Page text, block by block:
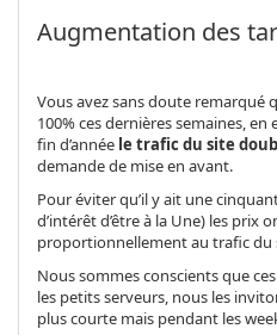
Augmentation des
Vous avez sans doute remarqué
100% ces dernières semaines, en
fin d’année le trafic du site
demande de mise en avant.
Pour éviter qu’il y ait une
d’intérêt d’être à la Une) les prix
proportionnellement au trafic du
Nous sommes conscients que
les petits serveurs, nous les
plus courte mais pendant les